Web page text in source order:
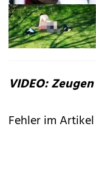
VIDEO:
Fehler im